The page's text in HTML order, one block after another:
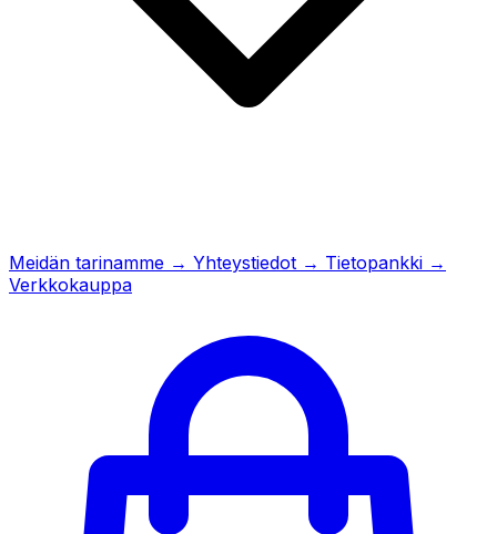
Meidän tarinamme → Yhteystiedot → Tietopankki →
Verkkokauppa